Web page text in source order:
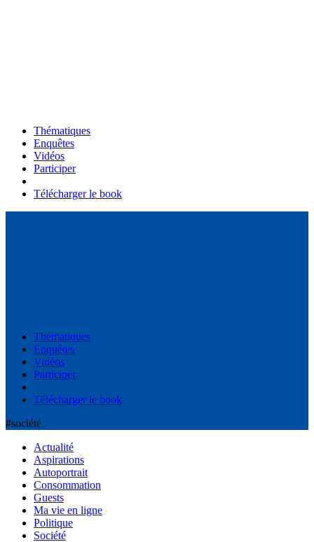
Thématiques
Enquêtes
Vidéos
Participer
Télécharger le book
Thématiques
Enquêtes
Vidéos
Participer
Télécharger le book
#société
Actualité
Aspirations
Autoportrait
Consommation
Guests
Ma vie en ligne
Politique
Société